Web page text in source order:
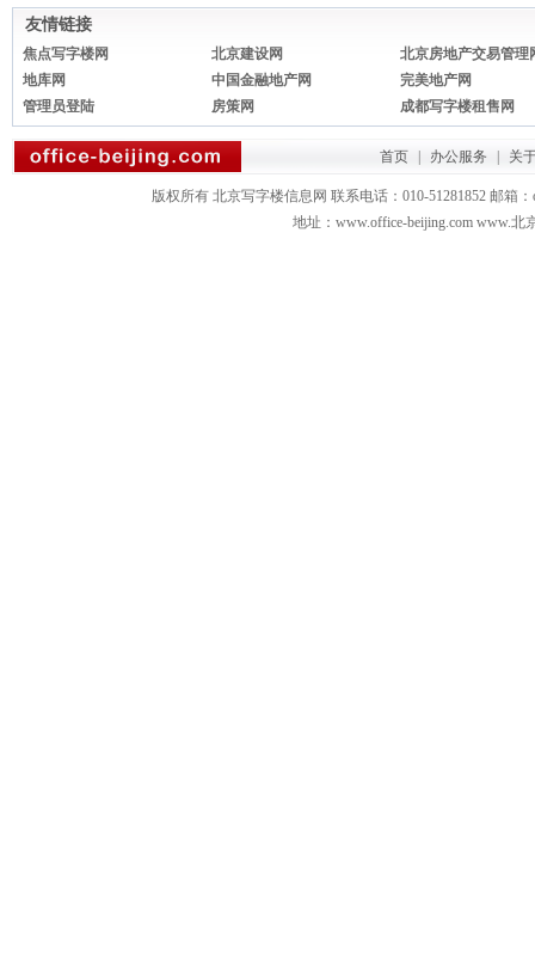
友情链接
焦点写字楼网 北京建设网
北京房地产交易管理
地库网
中国金融地产网
完美地产网
管理员登陆
房策网 成都写字楼租售网
首页 办公服务 关
版权所有 北京写字楼信息网 联系电话：010-51281852 邮箱：
地址：www.office-beijing.com www.